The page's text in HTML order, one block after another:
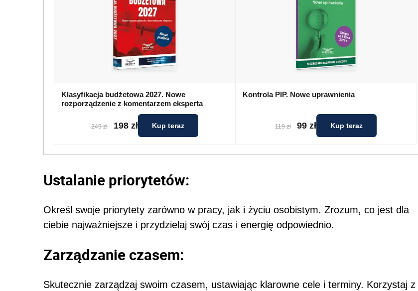
Klasyfikacja budżetowa 2027. Nowe
rozporządzenie z komentarzem eksperta
249 zł 198 zł Kup teraz
Kontrola PIP. Nowe uprawnienia
119 zł 99 zł Kup teraz
Ustalanie priorytetów:
Określ swoje priorytety zarówno w pracy, jak i życiu osobistym. Zrozum, co jest dla
ciebie najważniejsze i przydzielaj swój czas i energię odpowiednio.
Zarządzanie czasem:
Skutecznie zarządzaj swoim czasem, ustawiając klarowne cele i terminy. Korzystaj z